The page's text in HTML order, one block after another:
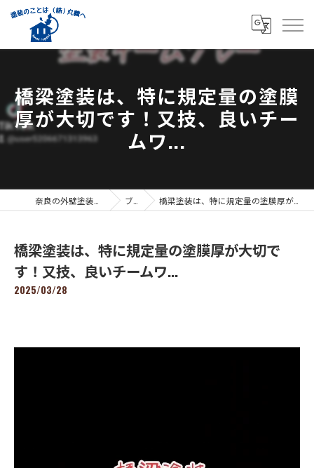
橋梁塗装は、特に規定量の塗膜
厚が大切です！又技、良いチー
ムワ...
ブログ 橋梁塗装は、特に規定量の塗膜厚が大切です！又技、良いチームワ...
橋梁塗装は、特に規定量の塗膜厚が大切で
す！又技、良いチームワ...
2025/03/28